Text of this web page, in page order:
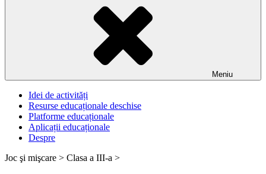
Meniu
Idei de activități
Resurse educaționale deschise
Platforme educaționale
Aplicații educaționale
Despre
Joc şi mişcare > Clasa a III-a >